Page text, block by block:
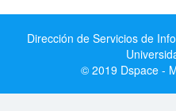
Dirección de Servicios de
© 2019 Dspace -